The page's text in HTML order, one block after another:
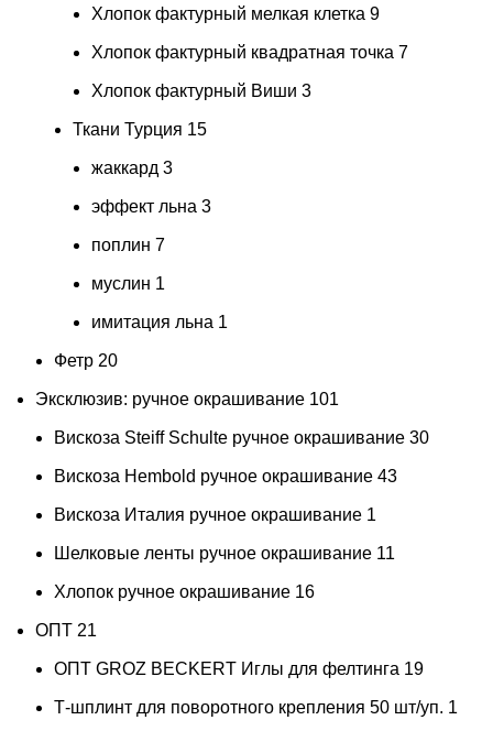
Хлопок фактурный мелкая клетка 9
Хлопок фактурный квадратная точка 7
Хлопок фактурный Виши 3
Ткани Турция 15
жаккард 3
эффект льна 3
поплин 7
муслин 1
имитация льна 1
Фетр 20
Эксклюзив: ручное окрашивание 101
Вискоза Steiff Schulte ручное окрашивание 30
Вискоза Hembold ручное окрашивание 43
Вискоза Италия ручное окрашивание 1
Шелковые ленты ручное окрашивание 11
Хлопок ручное окрашивание 16
ОПТ 21
ОПТ GROZ BECKERT Иглы для фелтинга 19
Т-шплинт для поворотного крепления 50 шт/уп. 1